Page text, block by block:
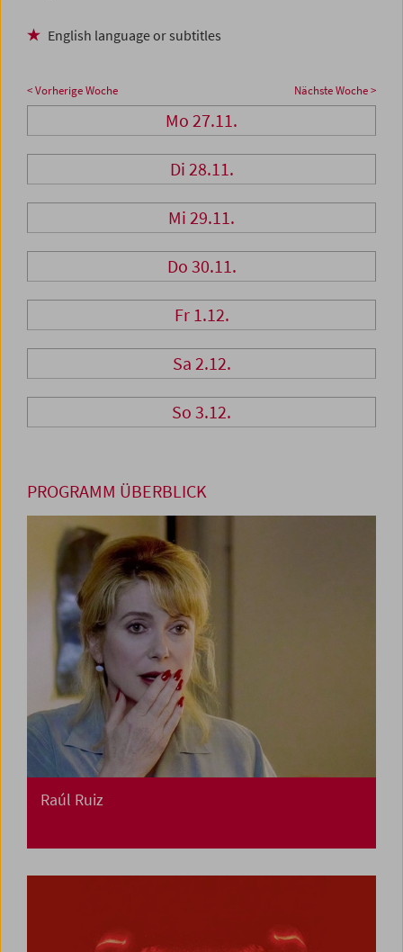
English language or subtitles
< Vorherige Woche Nächste Woche >
Mo 27.11.
Di 28.11.
Mi 29.11.
Do 30.11.
Fr 1.12.
Sa 2.12.
So 3.12.
PROGRAMM ÜBERBLICK
Raúl Ruiz